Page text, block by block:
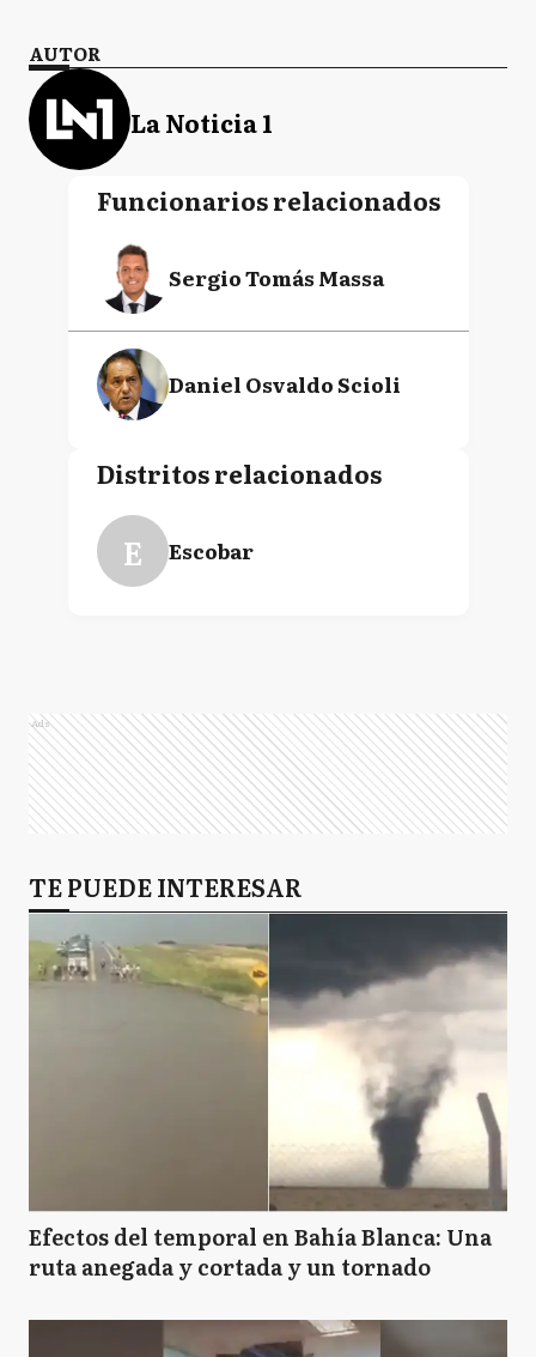
AUTOR
La Noticia 1
Funcionarios relacionados
Sergio Tomás Massa
Daniel Osvaldo Scioli
Distritos relacionados
E Escobar
Ads
TE PUEDE INTERESAR
Efectos del temporal en Bahía Blanca: Una
ruta anegada y cortada y un tornado